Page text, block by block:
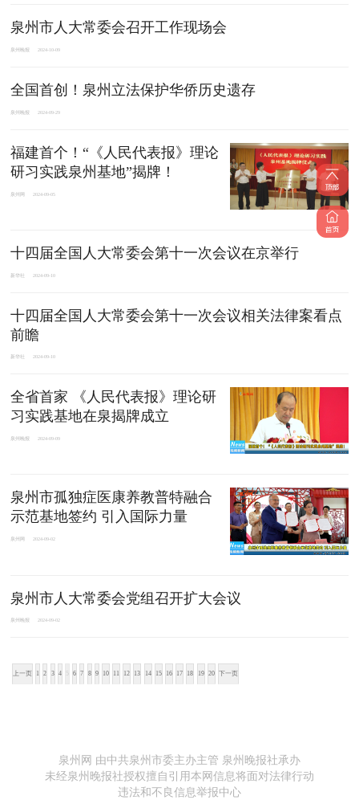
泉州市人大常委会召开工作现场会
泉州晚报 2024-10-09
全国首创！泉州立法保护华侨历史遗存
泉州晚报 2024-09-29
福建首个！“《人民代表报》理论
研习实践泉州基地”揭牌！
泉州网 2024-09-05
十四届全国人大常委会第十一次会议在京举行
新华社 2024-09-10
十四届全国人大常委会第十一次会议相关法律案看点
前瞻
新华社 2024-09-10
全省首家 《人民代表报》理论研
习实践基地在泉揭牌成立
泉州晚报 2024-09-09
泉州市孤独症医康养教普特融合
示范基地签约 引入国际力量
泉州网 2024-09-02
泉州市人大常委会党组召开扩大会议
泉州晚报 2024-09-02
上一页 1 2 3 4 6 7 8 9 10 11 12 13 14 15 16 17 18 19 20 下一页
泉州网 由中共泉州市委主办主管 泉州晚报社承办
未经泉州晚报社授权擅自引用本网信息将面对法律行动
违法和不良信息举报中心